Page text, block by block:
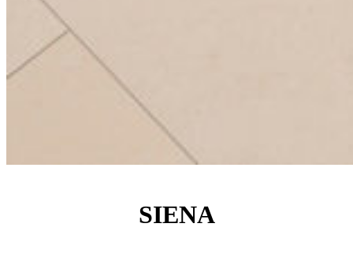
SIENA